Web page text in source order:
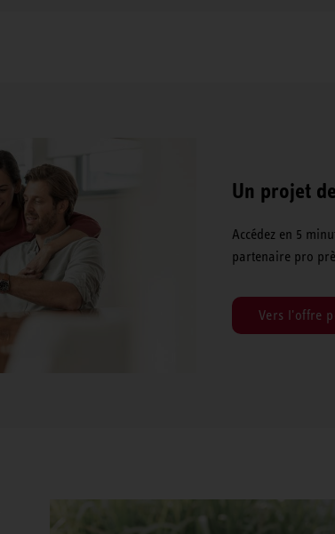
Un projet
Accédez en 5
partenaire pro
Vers l'offre